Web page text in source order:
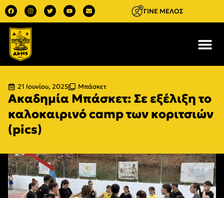
ΓΙΝΕ ΜΕΛΟΣ
21 Ιουνίου, 2025 Μπάσκετ
Ακαδημία Μπάσκετ: Σε εξέλιξη το
καλοκαιρινό camp των κοριτσιών
(pics)